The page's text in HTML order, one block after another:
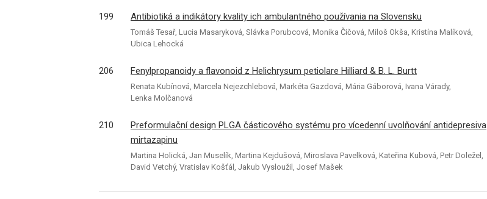
199 Antibiotiká a indikátory kvality ich ambulantného používania na Slovensku
Tomáš Tesař, Lucia Masaryková, Slávka Porubcová, Monika Čičová, Miloš Okša, Kristína Malíková,
Ubica Lehocká
206 Fenylpropanoidy a flavonoid z Helichrysum petiolare Hilliard & B. L. Burtt
Renata Kubínová, Marcela Nejezchlebová, Markéta Gazdová, Mária Gáborová, Ivana Várady,
Lenka Molčanová
210
Preformulační design PLGA částicového systému pro vícedenní uvolňování antidepresiva
mirtazapinu
Martina Holická, Jan Muselík, Martina Kejdušová, Miroslava Pavelková, Kateřina Kubová, Petr Doležel,
David Vetchý, Vratislav Košťál, Jakub Vysloužil, Josef Mašek